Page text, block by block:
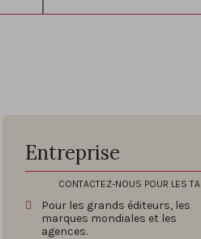
Entreprise
CONTACTEZ-NOUS POUR LES
Pour les grands éditeurs, les
marques mondiales et les
agences.